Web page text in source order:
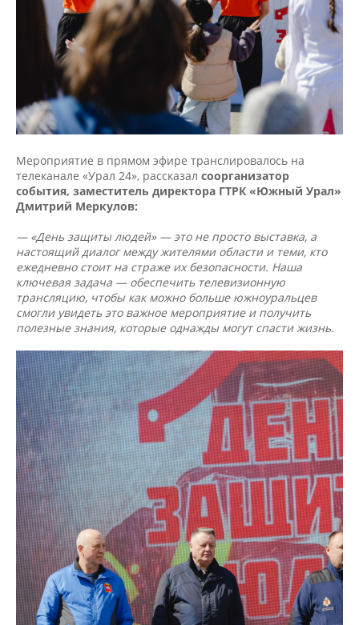
Мероприятие в прямом эфире транслировалось на
телеканале «Урал 24», рассказал соорганизатор
события, заместитель директора ГТРК «Южный Урал»
Дмитрий Меркулов:
— «День защиты людей» — это не просто выставка, а
настоящий диалог между жителями области и теми, кто
ежедневно стоит на страже их безопасности. Наша
ключевая задача — обеспечить телевизионную
трансляцию, чтобы как можно больше южноуральцев
смогли увидеть это важное мероприятие и получить
полезные знания, которые однажды могут спасти жизнь.